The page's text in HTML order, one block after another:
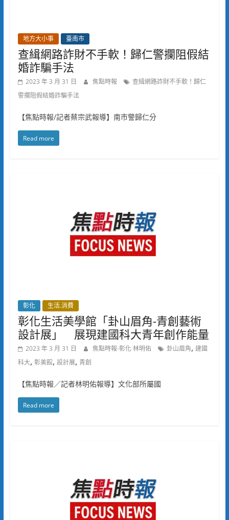
地方大小事 臺南市
查緝網路詐財不手軟！歸仁警攔阻假結
婚詐騙手法
2023 年 3 月 31 日 焦點時報
查緝網路詐財不手軟！歸仁
警攔阻假結婚詐騙手法
【焦點時報/記者蔡宗武報導】南市警歸仁分
Read more
彰化 生活.消費
彰化生活美學館「卦山眉角-青創藝術
設計展」 展現建國科大青年創作能量
2023 年 3 月 31 日 焦點時報-彰化 林明佑 卦山眉角, 建國
科大, 彰美館, 設計展, 青創
【焦點時報／記者林明佑報導】文化部所屬國
Read more